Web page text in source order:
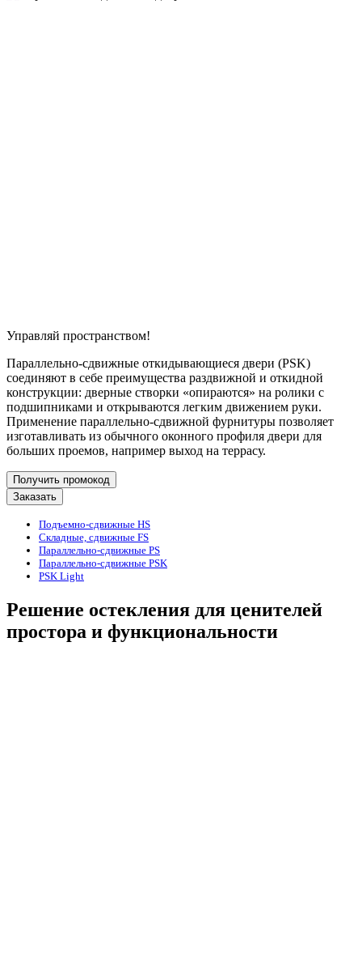
Управляй пространством!
Параллельно-сдвижные откидывающиеся двери (PSK)
соединяют в себе преимущества раздвижной и откидной
конструкции: дверные створки «опираются» на ролики с
подшипниками и открываются легким движением руки.
Применение параллельно-сдвижной фурнитуры позволяет
изготавливать из обычного оконного профиля двери для
больших проемов, например выход на террасу.
Получить промокод
Заказать
Подъемно-сдвижные HS
Складные, сдвижные FS
Параллельно-сдвижные PS
Параллельно-сдвижные PSK
PSK Light
Решение остекления для ценителей
простора и функциональности